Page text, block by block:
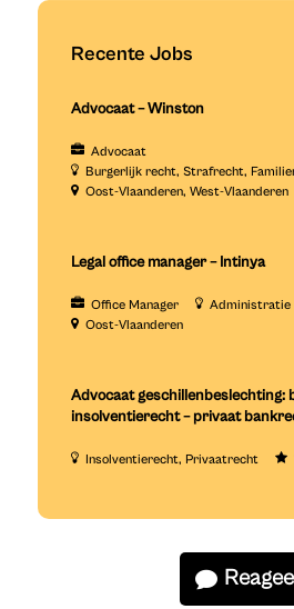
Recente Jobs
Advocaat – Winston
Advocaat
Burgerlijk recht Strafrecht
Oost-Vlaanderen West-Vlaanderen
Legal office manager – Intinya
Office Manager Administratie
Oost-Vlaanderen
Advocaat geschillenbeslechting:
insolventierecht – privaat
Insolventierecht Privaatrecht